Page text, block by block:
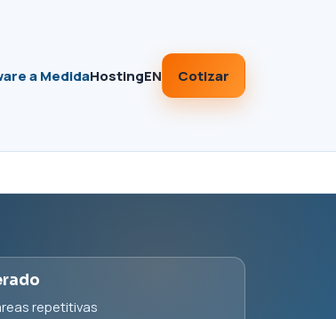
a MedidaHostingEN Cotizar
repetitivas